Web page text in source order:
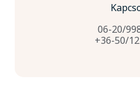
06-20/
+36-50/